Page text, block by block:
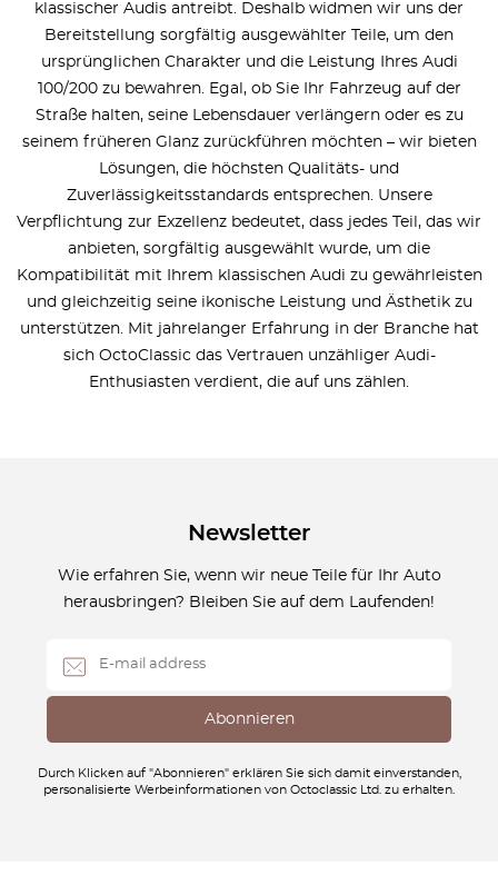
klassischer Audis antreibt. Deshalb widmen wir uns der
Bereitstellung sorgfältig ausgewählter Teile, um den
ursprünglichen Charakter und die Leistung Ihres Audi
100/200 zu bewahren. Egal, ob Sie Ihr Fahrzeug auf der
Straße halten, seine Lebensdauer verlängern oder es zu
seinem früheren Glanz zurückführen möchten – wir bieten
Lösungen, die höchsten Qualitäts- und
Zuverlässigkeitsstandards entsprechen. Unsere
Verpflichtung zur Exzellenz bedeutet, dass jedes Teil, das wir
anbieten, sorgfältig ausgewählt wurde, um die
Kompatibilität mit Ihrem klassischen Audi zu gewährleisten
und gleichzeitig seine ikonische Leistung und Ästhetik zu
unterstützen. Mit jahrelanger Erfahrung in der Branche hat
sich OctoClassic das Vertrauen unzähliger Audi-
Enthusiasten verdient, die auf uns zählen.
Newsletter
Wie erfahren Sie, wenn wir neue Teile für Ihr Auto
herausbringen? Bleiben Sie auf dem Laufenden!
Durch Klicken auf "Abonnieren" erklären Sie sich damit einverstanden,
personalisierte Werbeinformationen von Octoclassic Ltd. zu erhalten.